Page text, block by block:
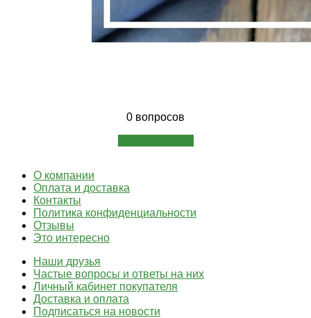
0 вопросов
О компании
Оплата и доставка
Контакты
Политика конфиденциальности
Отзывы
Это интересно
Наши друзья
Частые вопросы и ответы на них
Личный кабинет покупателя
Доставка и оплата
Подписаться на новости